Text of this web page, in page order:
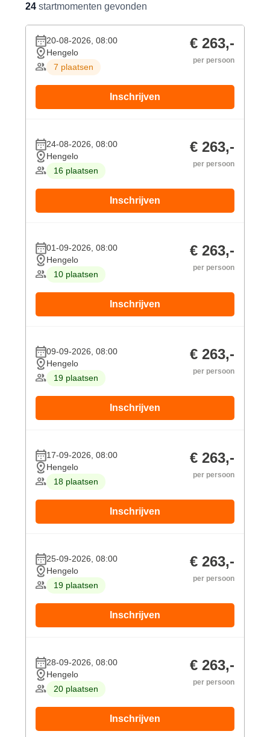
24 startmomenten gevonden
20-08-2026, 08:00
Hengelo
7 plaatsen
€ 263,-
per persoon
Inschrijven
24-08-2026, 08:00
Hengelo
16 plaatsen
€ 263,-
per persoon
Inschrijven
01-09-2026, 08:00
Hengelo
10 plaatsen
€ 263,-
per persoon
Inschrijven
09-09-2026, 08:00
Hengelo
19 plaatsen
€ 263,-
per persoon
Inschrijven
17-09-2026, 08:00
Hengelo
18 plaatsen
€ 263,-
per persoon
Inschrijven
25-09-2026, 08:00
Hengelo
19 plaatsen
€ 263,-
per persoon
Inschrijven
28-09-2026, 08:00
Hengelo
20 plaatsen
€ 263,-
per persoon
Inschrijven